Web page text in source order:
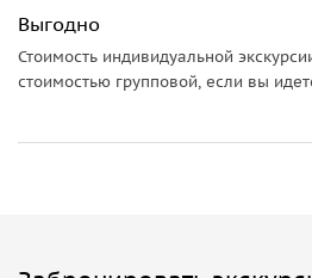
Выгодно
Стоимость индивидуальной
стоимостью групповой, если вы